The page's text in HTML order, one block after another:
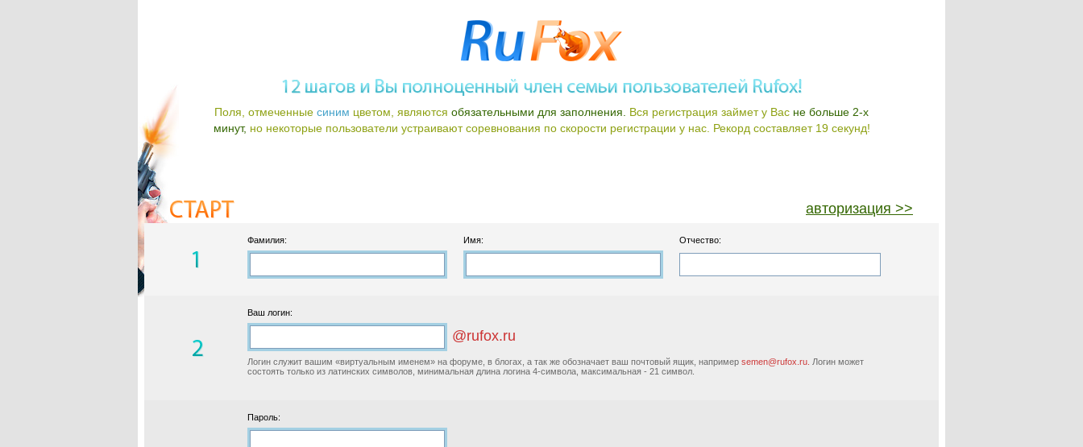
Поля, отмеченные синим цветом, являются обязательными для заполнения. Вся регистрация займет у Вас не больше 2-х
минут, но некоторые пользователи устраивают соревнования по скорости регистрации у нас. Рекорд составляет 19 секунд!
авторизация >>
Фамилия: Имя: Отчество:
Ваш логин:
@rufox.ru
Логин служит вашим «виртуальным именем» на форуме, в блогах, а так же обозначает ваш почтовый ящик, например semen@rufox.ru. Логин может
состоять только из латинских символов, минимальная длина логина 4-символа, максимальная - 21 символ.
Пароль: